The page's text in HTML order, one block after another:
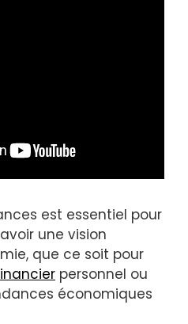
est essentiel pour
une vision
que ce soit pour
personnel ou
économiques